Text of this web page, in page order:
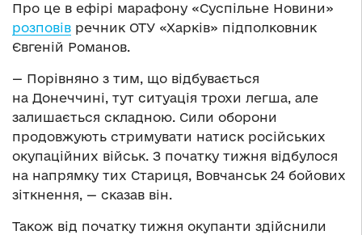
Про це в ефірі марафону «Суспільне Новини»
розповів речник ОТУ «Харків» підполковник
Євгеній Романов.
— Порівняно з тим, що відбувається
на Донеччині, тут ситуація трохи легша, але
залишається складною. Сили оборони
продовжують стримувати натиск російських
окупаційних військ. З початку тижня відбулося
на напрямку тих Стариця, Вовчанськ 24 бойових
зіткнення, — сказав він.
Також від початку тижня окупанти здійснили